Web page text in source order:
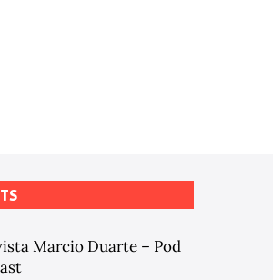
Marcio Duarte – Pod